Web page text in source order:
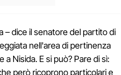
– dice il senatore del partito di
nell'area di pertinenza
Nisida. E si può? Pare di sì:
però ricoprono particolari e